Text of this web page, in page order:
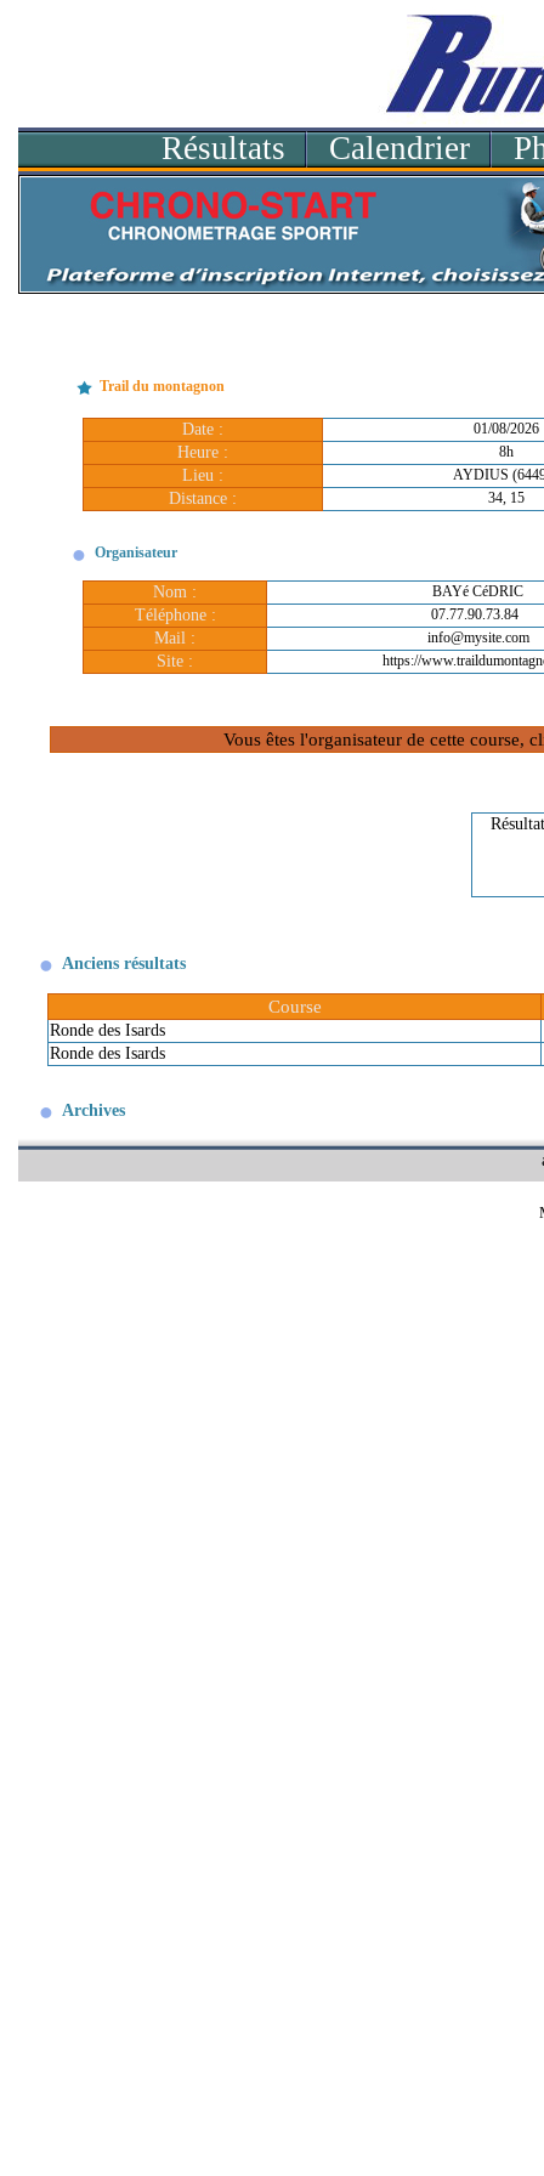
Résultats Calendrier
Trail du montagnon
Date : 01/08/2026
Heure : 8h
Lieu : AYDIUS
Distance : 34, 15
Organisateur
Nom : BAYé CéDRIC
Téléphone : 07.77.90.73.84
Mail : info@mysite.com
Site : https://
Vous êtes l'organisateur de cette course,
Anciens résultats
Course
Ronde des Isards
Ronde des Isards
Archives